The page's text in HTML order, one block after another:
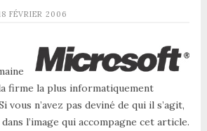
FÉVRIER 2006
firme la plus informatiquement
vous n’avez pas deviné de qui il s’agit,
l’image qui accompagne cet article.